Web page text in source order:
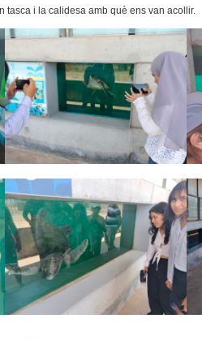
i la calidesa amb què ens van acollir.